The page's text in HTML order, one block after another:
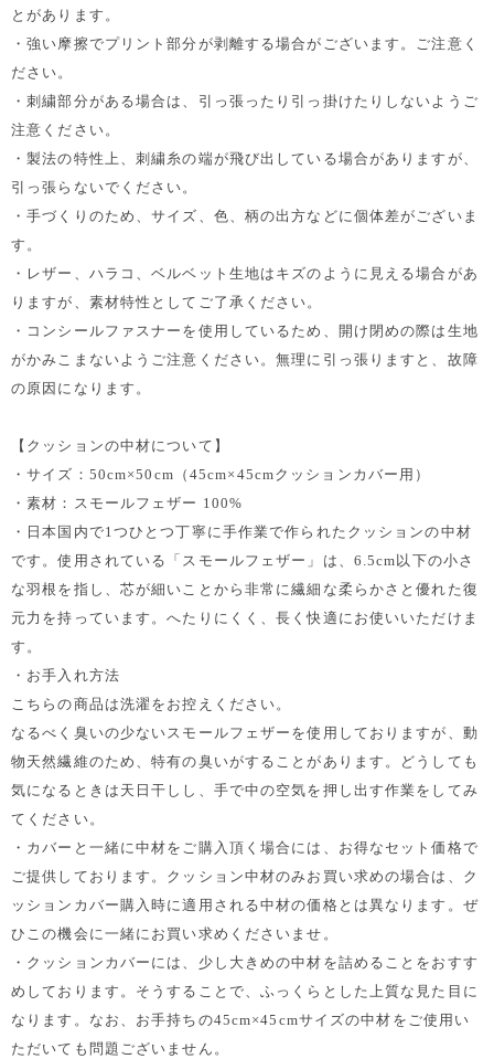
とがあります。
・強い摩擦でプリント部分が剥離する場合がございます。ご注意く
ださい。
・刺繍部分がある場合は、引っ張ったり引っ掛けたりしないようご
注意ください。
・製法の特性上、刺繍糸の端が飛び出している場合がありますが、
引っ張らないでください。
・手づくりのため、サイズ、色、柄の出方などに個体差がございま
す。
・レザー、ハラコ、ベルベット生地はキズのように見える場合があ
りますが、素材特性としてご了承ください。
・コンシールファスナーを使用しているため、開け閉めの際は生地
がかみこまないようご注意ください。無理に引っ張りますと、故障
の原因になります。
【クッションの中材について】
・サイズ：50cm×50cm（45cm×45cmクッションカバー用）
・素材：スモールフェザー 100%
・日本国内で1つひとつ丁寧に手作業で作られたクッションの中材
です。使用されている「スモールフェザー」は、6.5cm以下の小さ
な羽根を指し、芯が細いことから非常に繊細な柔らかさと優れた復
元力を持っています。へたりにくく、長く快適にお使いいただけま
す。
・お手入れ方法
こちらの商品は洗濯をお控えください。
なるべく臭いの少ないスモールフェザーを使用しておりますが、動
物天然繊維のため、特有の臭いがすることがあります。どうしても
気になるときは天日干しし、手で中の空気を押し出す作業をしてみ
てください。
・カバーと一緒に中材をご購入頂く場合には、お得なセット価格で
ご提供しております。クッション中材のみお買い求めの場合は、ク
ッションカバー購入時に適用される中材の価格とは異なります。ぜ
ひこの機会に一緒にお買い求めくださいませ。
・クッションカバーには、少し大きめの中材を詰めることをおすす
めしております。そうすることで、ふっくらとした上質な見た目に
なります。なお、お手持ちの45cm×45cmサイズの中材をご使用い
ただいても問題ございません。